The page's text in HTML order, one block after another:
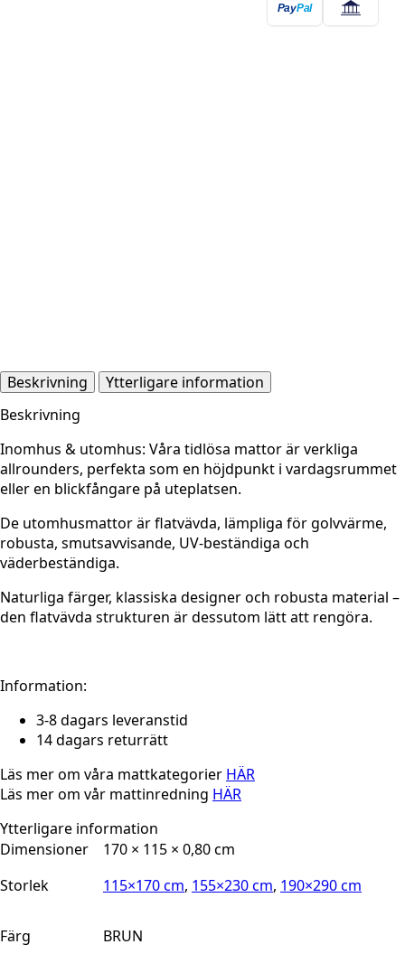
PayPal
Beskrivning
Ytterligare information
Beskrivning
Inomhus & utomhus: Våra tidlösa mattor är verkliga
allrounders, perfekta som en höjdpunkt i vardagsrummet
eller en blickfångare på uteplatsen.
De utomhusmattor är flatvävda, lämpliga för golvvärme,
robusta, smutsavvisande, UV-beständiga och
väderbeständiga.
Naturliga färger, klassiska designer och robusta material –
den flatvävda strukturen är dessutom lätt att rengöra.
Information:
3-8 dagars leveranstid
14 dagars returrätt
Läs mer om våra mattkategorier HÄR
Läs mer om vår mattinredning HÄR
Ytterligare information
Dimensioner
170 × 115 × 0,80 cm
Storlek
115×170 cm, 155×230 cm, 190×290 cm
Färg BRUN